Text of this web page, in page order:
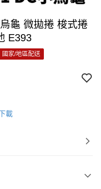
龜 微拋捲 梭式捲
E393
國家/地區配送
載